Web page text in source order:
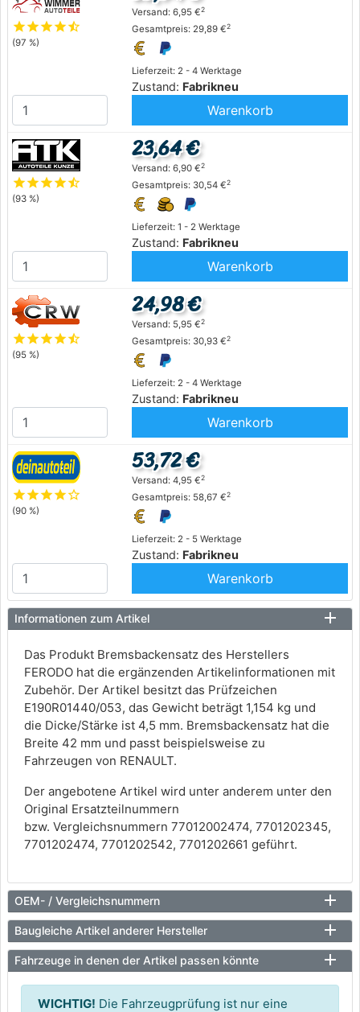
starstarstarstarstar_half
(97 %)
Lieferzeit: 2 - 4 Werktage
Zustand: Fabrikneu
Versand: 6,95 €2
Gesamtpreis: 29,89 €2
Warenkorb
starstarstarstarstar_half
(93 %)
Lieferzeit: 1 - 2 Werktage
Zustand: Fabrikneu
23,64 €
Versand: 6,90 €2
Gesamtpreis: 30,54 €2
Warenkorb
starstarstarstarstar_half
(95 %)
Lieferzeit: 2 - 4 Werktage
Zustand: Fabrikneu
24,98 €
Versand: 5,95 €2
Gesamtpreis: 30,93 €2
Warenkorb
starstarstarstarstar_outline
(90 %)
Lieferzeit: 2 - 5 Werktage
Zustand: Fabrikneu
53,72 €
Versand: 4,95 €2
Gesamtpreis: 58,67 €2
Warenkorb
Informationen zum Artikel
Das Produkt Bremsbackensatz des Herstellers
FERODO hat die ergänzenden Artikelinformationen mit
Zubehör. Der Artikel besitzt das Prüfzeichen
E190R01440/053, das Gewicht beträgt 1,154 kg und
die Dicke/Stärke ist 4,5 mm. Bremsbackensatz hat die
Breite 42 mm und passt beispielsweise zu
Fahrzeugen von RENAULT.
Der angebotene Artikel wird unter anderem unter den
Original Ersatzteilnummern
bzw. Vergleichsnummern 77012002474, 7701202345,
7701202474, 7701202542, 7701202661 geführt.
OEM- / Vergleichsnummern
Baugleiche Artikel anderer Hersteller
Fahrzeuge in denen der Artikel passen könnte
WICHTIG! Die Fahrzeugprüfung ist nur eine